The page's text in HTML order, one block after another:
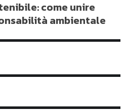
come unire
ambientale